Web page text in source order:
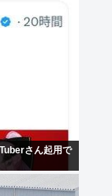
さん起用で